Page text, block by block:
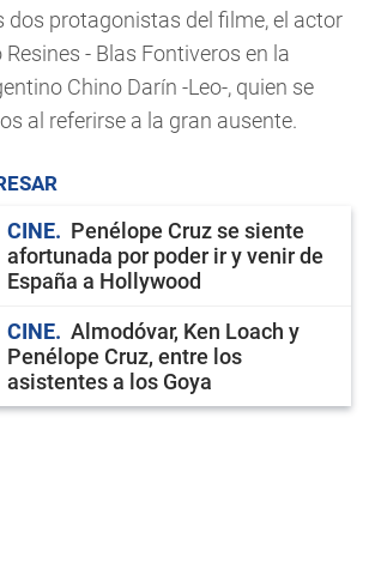
dos protagonistas del filme, el actor
- Blas Fontiveros en la
Chino Darín -Leo-, quien se
al referirse a la gran ausente.
CINE
Penélope Cruz se siente
afortunada por poder ir y venir de
España a Hollywood
CINE
Almodóvar, Ken Loach y
Penélope Cruz, entre los
asistentes a los Goya